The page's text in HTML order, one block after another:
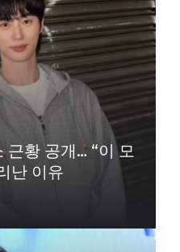
근황 공개… “이 모
난 이유